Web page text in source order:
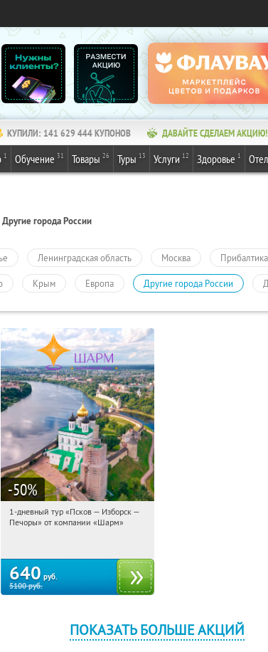
КУПИЛИ: 141 629 444КУПОНОВ ДАВАЙТЕ СДЕЛАЕМ АКЦИЮ!
1 Обучение 31 Товары 26 Туры 13 Услуги 12 Здоровье 1
Другие города России
Ленинградская область Москва
Крым Европа Другие города России
-50%
20:20:04 Купили:12
1-дневный тур «Псков — Изборск —
Печоры» от компании «Шарм»
640 руб.
5100руб.
ПОКАЗАТЬ БОЛЬШЕ АКЦИЙ